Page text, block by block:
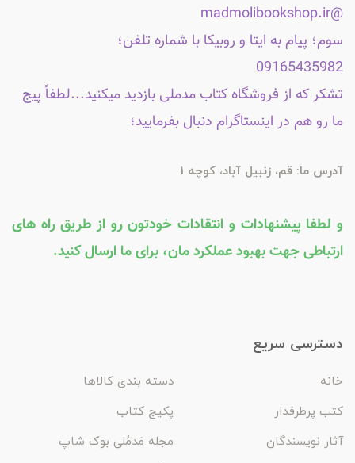
@madmolibookshop.ir
سوم؛ پیام به ایتا و روبیکا با شماره تلفن؛
09165435982
تشکر که از فروشگاه کتاب مدملی بازدید میکنید...لطفاً پیج
ما رو هم در اینستاگرام دنبال بفرمایید؛
آدرس ما: قم، زنبیل آباد، کوچه 1
و لطفا پیشنهادات و انتقادات خودتون رو از طریق راه های
ارتباطی جهت بهبود عملکرد مان، برای ما ارسال کنید.
دسترسی سریع
خانه
دسته بندی کالاها
کتب پرطرفدار
پکیج کتاب
آثار نویسندگان
مجله مَدمُلی بوک شاپ